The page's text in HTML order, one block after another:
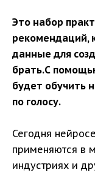
Это набор
рекомендаций,
данные для
брать.С
будет обучить
по голосу.
Сегодня
применяются в
индустриях и